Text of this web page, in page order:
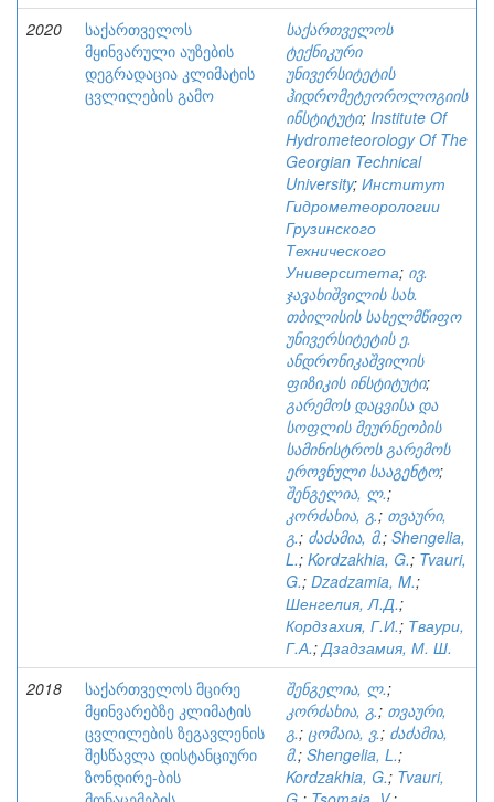
2020
საქართველოს
მყინვარული აუზების
დეგრადაცია კლიმატის
ცვლილების გამო
საქართველოს
ტექნიკური
უნივერსიტეტის
ჰიდრომეტეოროლოგიის
ინსტიტუტი; Institute Of
Hydrometeorology Of The
Georgian Technical
University; Институт
Гидрометеорологии
Грузинского
Технического
Университета; ივ.
ჯავახიშვილის სახ.
თბილისის სახელმწიფო
უნივერსიტეტის ე.
ანდრონიკაშვილის
ფიზიკის ინსტიტუტი;
გარემოს დაცვისა და
სოფლის მეურნეობის
სამინისტროს გარემოს
ეროვნული სააგენტო;
შენგელია, ლ.;
კორძახია, გ.; თვაური,
გ.; ძაძამია, მ.; Shengelia,
L.; Kordzakhia, G.; Tvauri,
G.; Dzadzamia, M.;
Шенгелия, Л.Д.;
Кордзахия, Г.И.; Тваури,
Г.А.;Дзадзамия, М. Ш.
2018
საქართველოს მცირე
მყინვარებზე კლიმატის
ცვლილების ზეგავლენის
შესწავლა დისტანციური
ზონდირე-ბის
შენგელია, ლ.;
კორძახია, გ.; თვაური,
გ.; ცომაია, ვ.; ძაძამია,
მ.; Shengelia, L.;
Kordzakhia, G.; Tvauri,